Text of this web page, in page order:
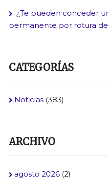
¿Te pueden conceder
permanente por rotura
CATEGORÍAS
Noticias(383)
ARCHIVO
agosto 2026(2)